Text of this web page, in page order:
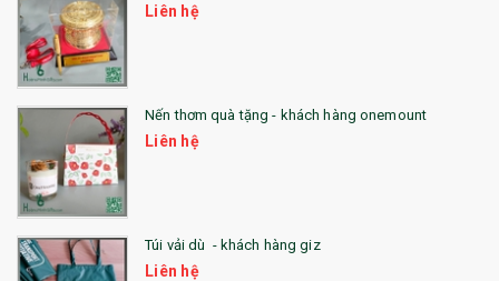
Liên hệ
Nến thơm quà tặng - khách hàng onemount
Liên hệ
Túi vải dù - khách hàng giz
Liên hệ